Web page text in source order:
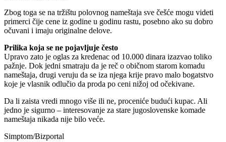
Zbog toga se na tržištu polovnog nameštaja sve češće mogu videti
primerci čije cene iz godine u godinu rastu, posebno ako su dobro
očuvani i imaju originalne delove.
Prilika koja se ne pojavljuje često
Upravo zato je oglas za kredenac od 10.000 dinara izazvao toliko
pažnje. Dok jedni smatraju da je reč o običnom starom komadu
nameštaja, drugi veruju da se iza njega krije pravo malo bogatstvo
koje je vlasnik odlučio da proda po ceni nižoj od očekivane.
Da li zaista vredi mnogo više ili ne, proceniće budući kupac. Ali
jedno je sigurno – interesovanje za stare jugoslovenske komade
nameštaja nikada nije bilo veće.
Simptom/Bizportal